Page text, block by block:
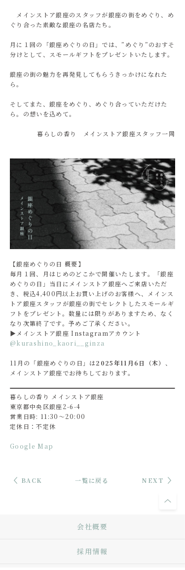
メインストア銀座のスタッフが銀座の街をめぐり、め
ぐり合った素敵な銀座の名店たち。
月に１回の「銀座めぐりの日」では、”めぐり”のおすそ
分けとして、スモールギフトをプレゼントいたします。
銀座の街の魅力を再発見してもらうきっかけになれた
ら。
そしてまた、銀座をめぐり、めぐり合っていただけた
ら。の想いを込めて。
暮らしの香り メインストア銀座スタッフ一同
【銀座めぐりの日 概要】
毎月１回、月はじめのどこかで開催いたします。「銀座
めぐりの日」当日にメインストア銀座へご来店いただ
き、税込4,400円以上お買い上げのお客様へ、メインス
トア銀座スタッフが銀座の街でセレクトしたスモールギ
フトをプレゼント。数量には限りがありますため、なく
なり次第終了です。予めご了承ください。
▶メインストア銀座 Instagramアカウント
@kurashino_kaori__ginza
11月の「銀座めぐりの日」は2025年11月6日（木） 、
メインストア銀座でお待ちしております。
暮らしの香り メインストア銀座
東京都中央区銀座2-6-4
営業日時: 11:30～20:00
定休日：不定休
Google Map
BACK 一覧に戻る NEXT
会社概要
採用情報